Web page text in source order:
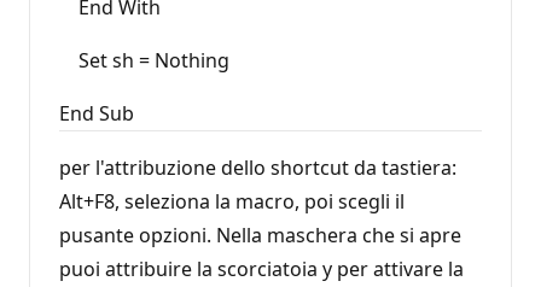
End With
Set sh = Nothing
End Sub
per l'attribuzione dello shortcut da tastiera:
Alt+F8, seleziona la macro, poi scegli il
pusante opzioni. Nella maschera che si apre
puoi attribuire la scorciatoia y per attivare la